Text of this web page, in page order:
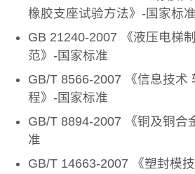
橡胶支座试验方法》-国家标准
GB 21240-2007 《液压电梯
范》-国家标准
GB/T 8566-2007 《信息技术
程》-国家标准
GB/T 8894-2007 《铜及铜合
准
GB/T 14663-2007 《塑封模